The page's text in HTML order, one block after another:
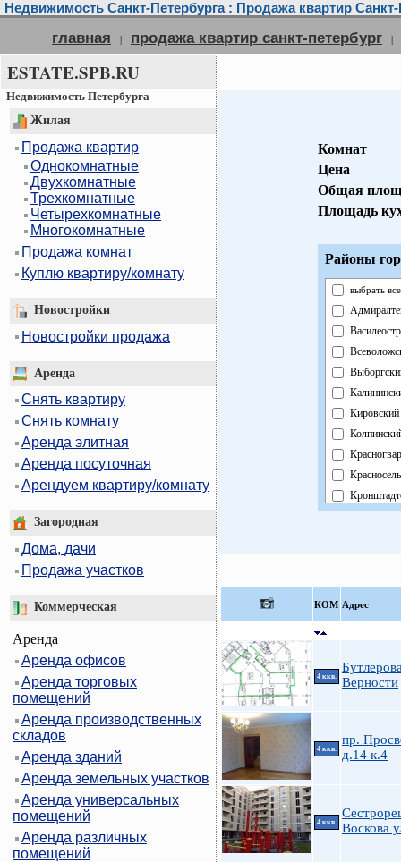
Недвижимость Санкт-Петербурга : Продажа квартир Санкт-
главная | продажа квартир санкт-петербург |
ESTATE.SPB.RU
Недвижимость Петербурга
Жилая
Продажа квартир
Однокомнатные
Двухкомнатные
Трехкомнатные
Четырехкомнатные
Многокомнатные
Продажа комнат
Куплю квартиру/комнату
Новостройки
Новостройки продажа
Аренда
Снять квартиру
Снять комнату
Аренда элитная
Аренда посуточная
Арендуем квартиру/комнату
Загородная
Дома, дачи
Продажа участков
Коммерческая
Аренда
Аренда офисов
Аренда торговых
помещений
Аренда производственных
складов
Аренда зданий
Аренда земельных участков
Аренда универсальных
помещений
Аренда различных
помещений
Комнат
Цена
Общая
Площадь
Районы
выбрать все
Кировский
КOМ Адрес
4 ккв.
Верности
4 ккв.
пр.
д.14 к.4
4 ккв.
Воскова